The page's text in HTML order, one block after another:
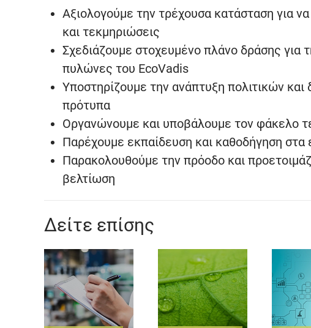
Αξιολογούμε την τρέχουσα κατάσταση για
και τεκμηριώσεις
Σχεδιάζουμε στοχευμένο πλάνο δράσης
πυλώνες του EcoVadis
Υποστηρίζουμε την ανάπτυξη πολιτικών και
πρότυπα
Οργανώνουμε και υποβάλουμε τον φάκελο
Παρέχουμε εκπαίδευση και καθοδήγηση
Παρακολουθούμε την πρόοδο και
βελτίωση
Δείτε επίσης